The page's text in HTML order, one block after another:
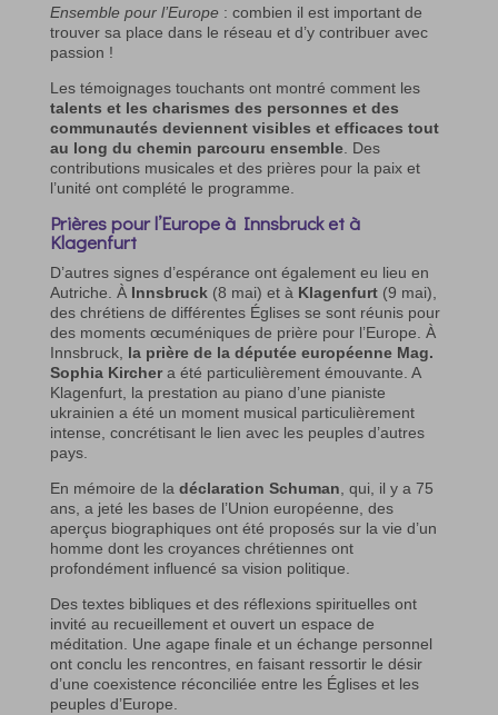
Ensemble pour l’Europe: combien il est important de
trouver sa place dans le réseau et d’y contribuer avec
passion !
Les témoignages touchants ont montré comment les
talents et les charismes des personnes et des
communautés deviennent visibles et efficaces tout
au long du chemin parcouru ensemble. Des
contributions musicales et des prières pour la paix et
l’unité ont complété le programme.
Prières pour l’Europe à Innsbruck et à
Klagenfurt
D’autres signes d’espérance ont également eu lieu en
Autriche. À Innsbruck(8 mai) et à Klagenfurt(9 mai),
des chrétiens de différentes Églises se sont réunis pour
des moments œcuméniques de prière pour l’Europe. À
Innsbruck, la prière de la députée européenne Mag.
Sophia Kirchera été particulièrement émouvante. A
Klagenfurt, la prestation au piano d’une pianiste
ukrainien a été un moment musical particulièrement
intense, concrétisant le lien avec les peuples d’autres
pays.
En mémoire de ladéclaration Schuman, qui, il y a 75
ans, a jeté les bases de l’Union européenne, des
aperçus biographiques ont été proposés sur la vie d’un
homme dont les croyances chrétiennes ont
profondément influencé sa vision politique.
Des textes bibliques et des réflexions spirituelles ont
invité au recueillement et ouvert un espace de
méditation. Une agape finale et un échange personnel
ont conclu les rencontres, en faisant ressortir le désir
d’une coexistence réconciliée entre les Églises et les
peuples d’Europe.